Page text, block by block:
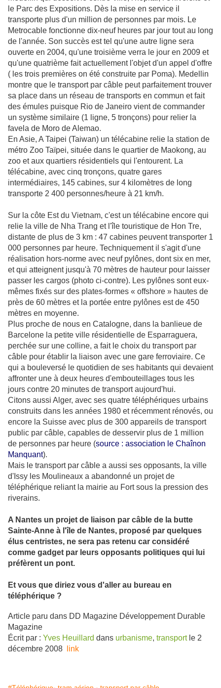
le Parc des Expositions. Dès la mise en service il
transporte plus d'un million de personnes par mois. Le
Metrocable fonctionne dix-neuf heures par jour tout au long
de l'année. Son succès est tel qu'une autre ligne sera
ouverte en 2004, qu'une troisième verra le jour en 2009 et
qu'une quatrième fait actuellement l'objet d'un appel d'offre
( les trois premières on été construite par Poma). Medellin
montre que le transport par câble peut parfaitement trouver
sa place dans un réseau de transports en commun et fait
des émules puisque Rio de Janeiro vient de commander
un système similaire (1 ligne, 5 tronçons) pour relier la
favela de Moro de Alemao.
En Asie, A Taipei (Taiwan) un télécabine relie la station de
métro Zoo Taïpei, située dans le quartier de Maokong, au
zoo et aux quartiers résidentiels qui l'entourent. La
télécabine, avec cinq tronçons, quatre gares
intermédiaires, 145 cabines, sur 4 kilomètres de long
transporte 2 400 personnes/heure à 21 km/h.
Sur la côte Est du Vietnam, c'est un télécabine encore qui
relie la ville de Nha Trang et l'île touristique de Hon Tre,
distante de plus de 3 km : 47 cabines peuvent transporter 1
000 personnes par heure. Techniquement il s'agit d'une
réalisation hors-norme avec neuf pylônes, dont six en mer,
et qui atteignent jusqu'à 70 mètres de hauteur pour laisser
passer les cargos (photo ci-contre). Les pylônes sont eux-
mêmes fixés sur des plates-formes « offshore » hautes de
près de 60 mètres et la portée entre pylônes est de 450
mètres en moyenne.
Plus proche de nous en Catalogne, dans la banlieue de
Barcelone la petite ville résidentielle de Esparraguera,
perchée sur une colline, a fait le choix du transport par
câble pour établir la liaison avec une gare ferroviaire. Ce
qui a bouleversé le quotidien de ses habitants qui devaient
affronter une à deux heures d'embouteillages tous les
jours contre 20 minutes de transport aujourd'hui.
Citons aussi Alger, avec ses quatre téléphériques urbains
construits dans les années 1980 et récemment rénovés, ou
encore la Suisse avec plus de 300 appareils de transport
public par câble, capables de desservir plus de 1 million
de personnes par heure (source : association le Chaînon
Manquant).
Mais le transport par câble a aussi ses opposants, la ville
d'Issy les Moulineaux a abandonné un projet de
téléphérique reliant la mairie au Fort sous la pression des
riverains.
A Nantes un projet de liaison par câble de la butte
Sainte-Anne à l'île de Nantes, proposé par quelques
élus centristes, ne sera pas retenu car considéré
comme gadget par leurs opposants politiques qui lui
préfèrent un pont.
Et vous que diriez vous d'aller au bureau en
téléphérique ?
Article paru dans DD Magazine Développement Durable
Magazine
Écrit par : Yves Heuillard dans urbanisme, transportle 2
décembre 2008
link